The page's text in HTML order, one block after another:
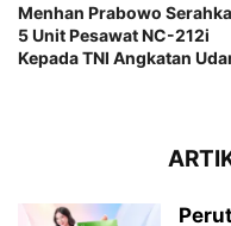
Menhan Prabowo
5 Unit Pesawat NC-212i
Kepada TNI Angkatan